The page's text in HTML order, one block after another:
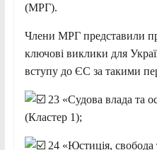
(МРГ).
Члени МРГ представили
ключові виклики для
вступу до ЄС за такими
23 «Судова влада та
(Кластер 1);
24 «Юстиція, свобода